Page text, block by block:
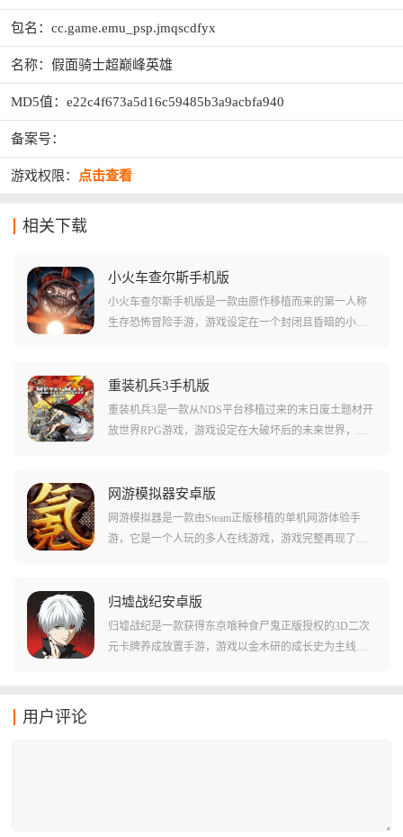
包名：cc.game.emu_psp.jmqscdfyx
名称：假面骑士超巅峰英雄
MD5值：e22c4f673a5d16c59485b3a9acbfa940
备案号：
游戏权限： 点击查看
相关下载
小火车查尔斯手机版
小火车查尔斯手机版是一款由原作移植而来的第一人称
生存恐怖冒险手游，游戏设定在一个封闭且昏暗的小岛
斯，你需要在各据点间穿梭，完成NPC的委托，收集废
料来升级火车，通过不断的探索和成长，最终开启一场
与查尔斯的终极正面对抗!
重装机兵3手机版
重装机兵3是一款从NDS平台移植过来的末日废土题材开
放世界RPG游戏，游戏设定在大破坏后的未来世界，你
伴，甚至能让狗狗成为主力战友，在这个没有规则的废
墟上，收集稀有战车就是你生存的唯一意义。
网游模拟器安卓版
网游模拟器是一款由Steam正版移植的单机网游体验手
游，它是一个人玩的多人在线游戏，游戏完整再现了国
实压力时，通过一款可以提现赚钱的国产网游开启逆袭
路。
归墟战纪安卓版
归墟战纪是一款获得东京喰种食尸鬼正版授权的3D二次
元卡牌养成放置手游，游戏以金木研的成长史为主线，
用户评论